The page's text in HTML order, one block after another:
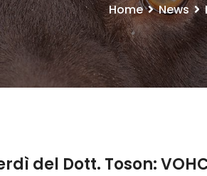
Home News
del Dott. Toson: